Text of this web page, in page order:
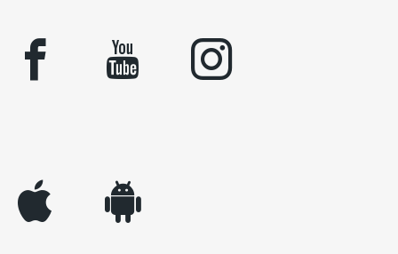
facebook youtube instagram
appleinc android